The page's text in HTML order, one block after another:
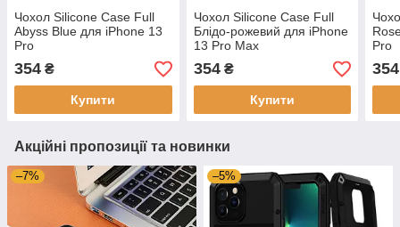
Чохол Silicone Case Full
Abyss Blue для iPhone 13
Pro
354 ₴
Купити
Чохол Silicone Case Full
Блідо-рожевий для iPhone
13 Pro Max
354₴
Купити
Pro
354
Акційні пропозиції та новинки
–7% –5%